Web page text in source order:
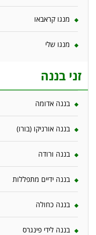
מנגו קראבאו
מנגו שלי
זני בננה
בננה אדומה
בננה אורניקו (בורו)
בננה ורודה
בננה ידיים מתפללות
בננה כחולה
בננה לידי פינגרס